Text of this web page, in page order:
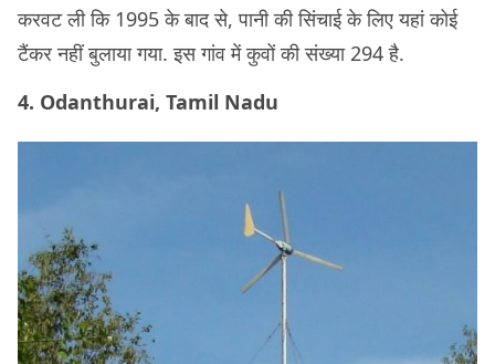
करवट ली कि 1995 के बाद से, पानी की सिंचाई के लिए यहां कोई
टैंकर नहीं बुलाया गया. इस गांव में कुवों की संख्या 294 है.
4. Odanthurai, Tamil Nadu